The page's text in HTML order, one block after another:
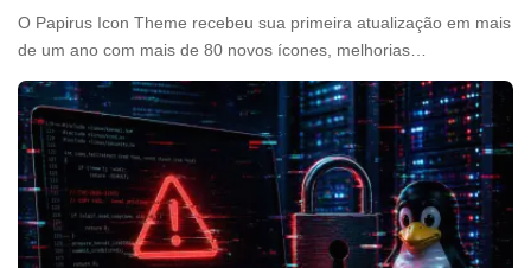
O Papirus Icon Theme recebeu sua primeira atualização em mais
de um ano com mais de 80 novos ícones, melhorias…